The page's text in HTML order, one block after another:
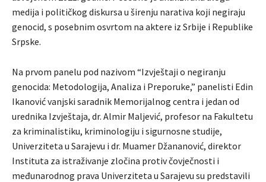
medija i političkog diskursa u širenju narativa koji negiraju
genocid, s posebnim osvrtom na aktere iz Srbije i Republike
Srpske.
Na prvom panelu pod nazivom “Izvještaji o negiranju
genocida: Metodologija, Analiza i Preporuke,” panelisti Edin
Ikanović vanjski saradnik Memorijalnog centra i jedan od
urednika Izvještaja, dr. Almir Maljević, profesor na Fakultetu
za kriminalistiku, kriminologiju i sigurnosne studije,
Univerziteta u Sarajevu i dr. Muamer Džananović, direktor
Instituta za istraživanje zločina protiv čovječnosti i
međunarodnog prava Univerziteta u Sarajevu su predstavili